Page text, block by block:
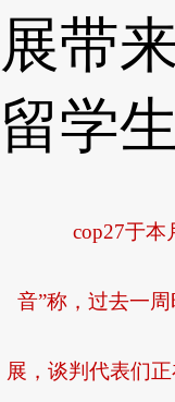
展带
留学
cop27于本月
音”称，过去一
展，谈判代表们